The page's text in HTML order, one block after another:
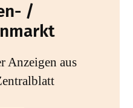
/
Anzeigen aus